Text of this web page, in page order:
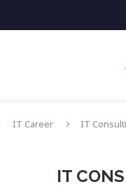
IT Career
IT
IT